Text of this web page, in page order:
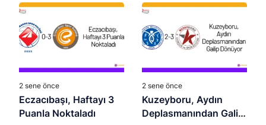
Güncel Kadro
2 sene önce
Eczacıbaşı, Haftayı 3
Puanla Noktaladı
2 sene önce
Kuzeyboru, Aydın
Deplasmanından Galip